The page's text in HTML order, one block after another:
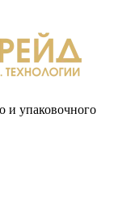
и упаковочного